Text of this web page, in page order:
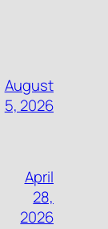
August
5, 2026
April
28,
2026